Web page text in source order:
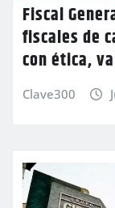
Fiscal
fiscales de
con ética,
Clave300